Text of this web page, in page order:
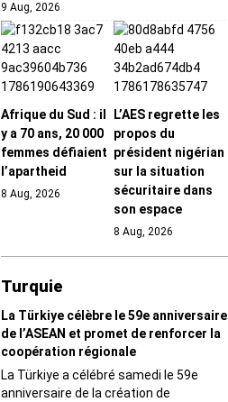
9 Aug, 2026
Afrique du Sud : il
y a 70 ans, 20 000
femmes défiaient
l’apartheid
8 Aug, 2026
L’AES regrette les
propos du
président nigérian
sur la situation
sécuritaire dans
son espace
8 Aug, 2026
Turquie
La Türkiye célèbre le 59e anniversaire
de l’ASEAN et promet de renforcer la
coopération régionale
La Türkiye a célébré samedi le 59e
anniversaire de la création de